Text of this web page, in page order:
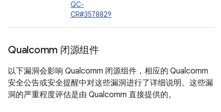
QC-
CR#3578829
Qualcomm 闭源组件
以下漏洞会影响 Qualcomm 闭源组件，相应的 Qualcomm
安全公告或安全提醒中对这些漏洞进行了详细说明。这些漏
洞的严重程度评估是由 Qualcomm 直接提供的。